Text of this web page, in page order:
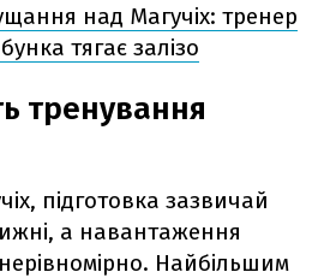
над Магучіх: тренер
тягає залізо
тренування
підготовка зазвичай
а навантаження
Найбільшим